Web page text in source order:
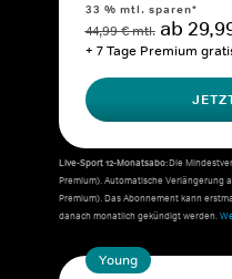
33 % mtl. sparen*
44,99 € mtl. ab
+ 7 Tage Premium
Live-Sport 12-Monatsabo:Die
Premium). Automatische Verlängerung
Premium). Das Abonnement kann
danach monatlich gekündigt werden.
Young